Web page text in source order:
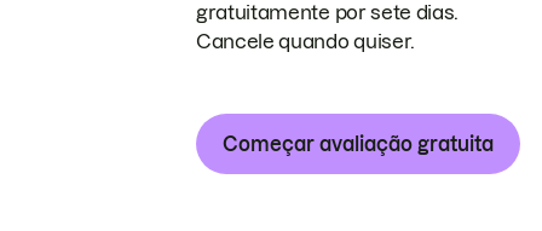
gratuitamente por sete dias.
Cancele quando quiser.
Começar avaliação gratuita